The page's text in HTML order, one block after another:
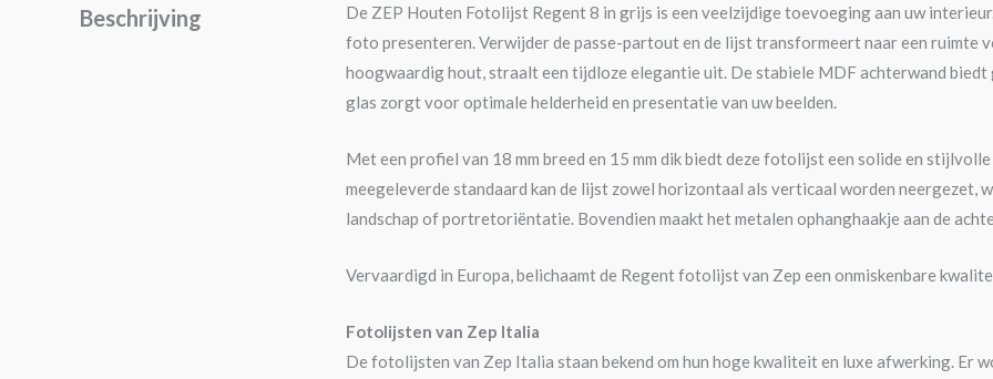
Beschrijving
De ZEP Houten Fotolijst Regent 8 in grijs is een veelzijdige toevoeging aan uw
foto presenteren. Verwijder de passe-partout en de lijst transformeert naar een ruimte
hoogwaardig hout, straalt een tijdloze elegantie uit. De stabiele MDF achterwand
glas zorgt voor optimale helderheid en presentatie van uw beelden.
Met een profiel van 18 mm breed en 15 mm dik biedt deze fotolijst een solide en
meegeleverde standaard kan de lijst zowel horizontaal als verticaal worden neergezet,
landschap of portretoriëntatie. Bovendien maakt het metalen ophanghaakje aan de
Vervaardigd in Europa, belichaamt de Regent fotolijst van Zep een onmiskenbare
Fotolijsten van Zep Italia
De fotolijsten van Zep Italia staan bekend om hun hoge kwaliteit en luxe afwerking. Er